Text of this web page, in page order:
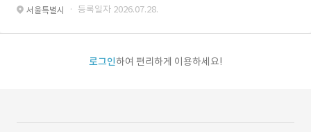
서울특별시 · 등록일자 2026.07.28.
로그인하여 편리하게 이용하세요!